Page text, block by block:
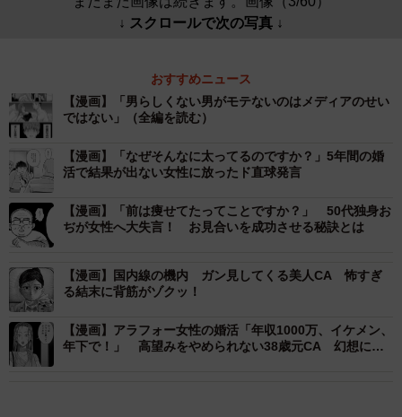
↓ スクロールで次の写真 ↓
おすすめニュース
【漫画】「男らしくない男がモテないのはメディアのせい
ではない」（全編を読む）
【漫画】「なぜそんなに太ってるのですか？」5年間の婚
活で結果が出ない女性に放ったド直球発言
【漫画】「前は痩せてたってことですか？」 50代独身お
ぢが女性へ大失言！ お見合いを成功させる秘訣とは
【漫画】国内線の機内 ガン見してくる美人CA 怖すぎ
る結末に背筋がゾクッ！
【漫画】アラフォー女性の婚活「年収1000万、イケメン、
年下で！」 高望みをやめられない38歳元CA 幻想に弄